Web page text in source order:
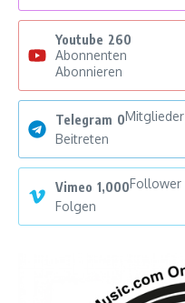
Youtube 260
Abonnenten
Abonnieren
Telegram 0Mitglieder
Beitreten
Vimeo 1,000Follower
Folgen